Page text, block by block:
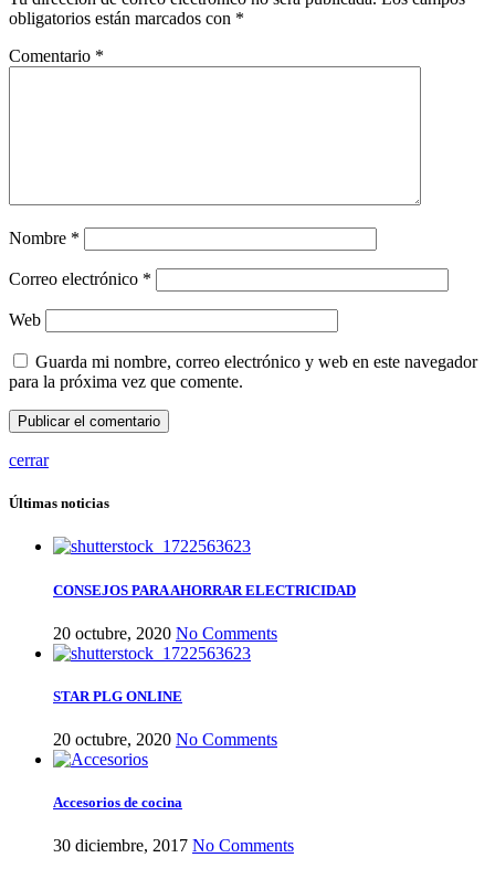
obligatorios están marcados con *
Comentario *
Nombre *
Correo electrónico *
Web
Guarda mi nombre, correo electrónico y web en este navegador
para la próxima vez que comente.
cerrar
Últimas noticias
CONSEJOS PARA AHORRAR ELECTRICIDAD
20 octubre, 2020 No Comments
STAR PLG ONLINE
20 octubre, 2020 No Comments
Accesorios de cocina
30 diciembre, 2017 No Comments